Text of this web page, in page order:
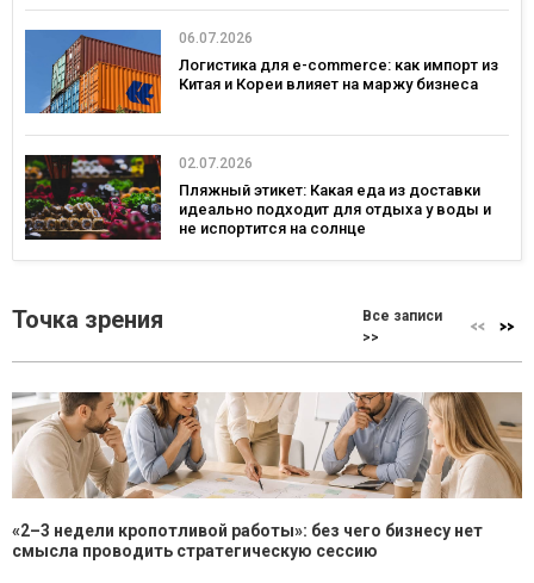
06.07.2026
Логистика для e-commerce: как импорт из
Китая и Кореи влияет на маржу бизнеса
02.07.2026
Пляжный этикет: Какая еда из доставки
идеально подходит для отдыха у воды и
не испортится на солнце
Точка зрения
Все записи
>>
«2–3 недели кропотливой работы»: без чего бизнесу нет
смысла проводить стратегическую сессию